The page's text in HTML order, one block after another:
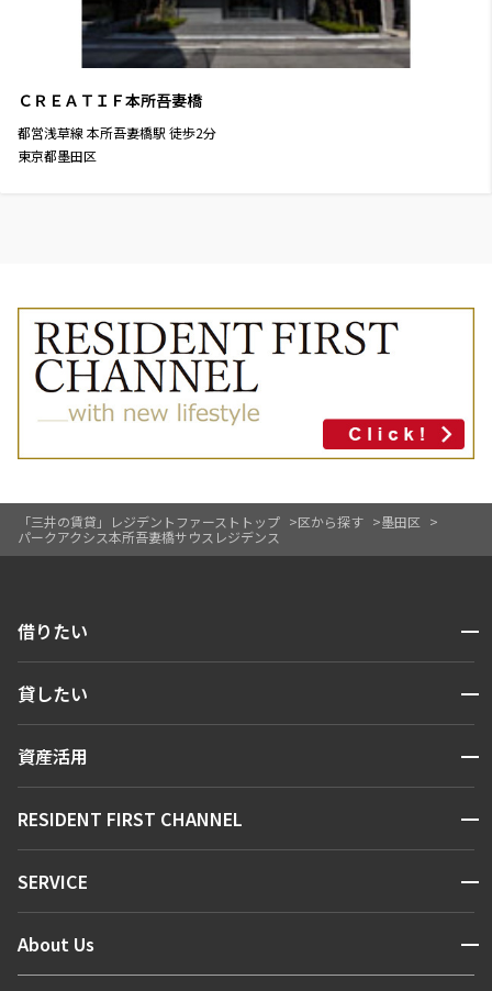
「三井の賃貸」レジデントファーストトップ 区から探す
墨田区
パークアクシス本所吾妻橋サウスレジデンス
ＣＲＥＡＴＩＦ本所吾妻橋
都営浅草線 本所吾妻橋駅 徒歩2分
東京都墨田区
借りたい 開閉
人気エリアから探す
新着情報から探す
新着募集情報
貸したい 開閉
お問い合わせ
資産活用 開閉
お問い合わせ
RESIDENT FIRST CHANNEL 開閉
マンションレポート
住まいのコラム
SERVICE 開閉
会員ページ
About Us 開閉